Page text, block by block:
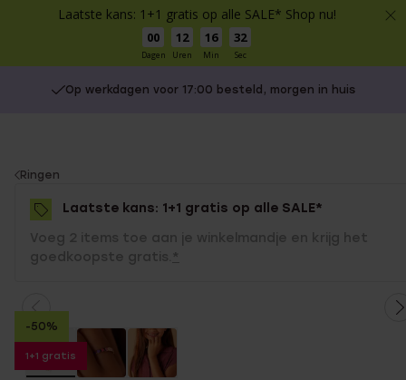
Laatste kans: 1+1 gratis op alle SALE* Shop nu!
00
Dagen
12
Uren
16
Min
32
Sec
Op werkdagen voor 17:00 besteld, morgen in huis
You
are
here:
Ringen
Laatste kans: 1+1 gratis op alle SALE*
Voeg 2 items toe aan je winkelmandje en krijg het
goedkoopste gratis. *
-50%
1+1 gratis